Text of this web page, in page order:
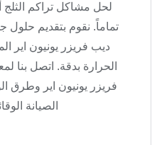
لحل مشاكل تراكم الثلج
تماماً. نقوم بتقديم
ديب فريزر يونيون اير
الحرارة بدقة. اتصل بنا
فريزر يونيون اير وطرق
الصيانة